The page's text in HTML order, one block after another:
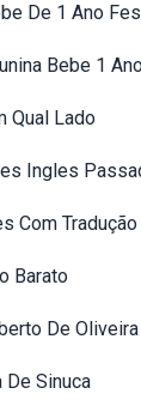
De 1 Ano
Bebe 1
Qual Lado
Ingles
Com Tradução
Barato
De Oliveira
De Sinuca